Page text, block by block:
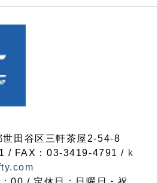
田谷区三軒茶屋2-54-8
/ FAX：03-3419-4791 / k